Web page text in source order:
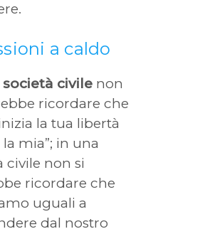
a caldo
società civile non
ricordare che
la tua libertà
mia”; in una
civile non si
ricordare che
uguali a
dal nostro